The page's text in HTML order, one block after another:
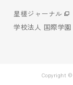
星槎ジャーナル
学校法人 国際学園
Copyright ©